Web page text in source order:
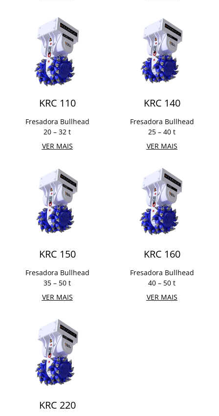
KRC 110
Fresadora Bullhead
20 – 32 t
VER MAIS
KRC 140
Fresadora Bullhead
25 – 40 t
VER MAIS
KRC 150
Fresadora Bullhead
35 – 50 t
VER MAIS
KRC 160
Fresadora Bullhead
40 – 50 t
VER MAIS
KRC 220